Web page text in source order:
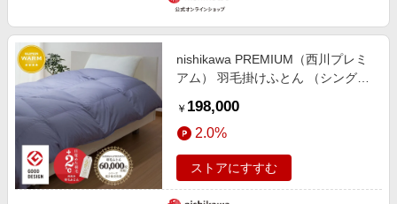
nishikawa PREMIUM（西川プレミ
アム） 羽毛掛けふとん （シングル
￥ 198,000
2.0%
ストアにすすむ